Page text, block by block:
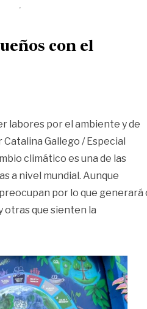
con el
labores por el ambiente y de
Gallego / Especial
climático es una de las
a nivel mundial. Aunque
por lo que generará
otras que sienten la